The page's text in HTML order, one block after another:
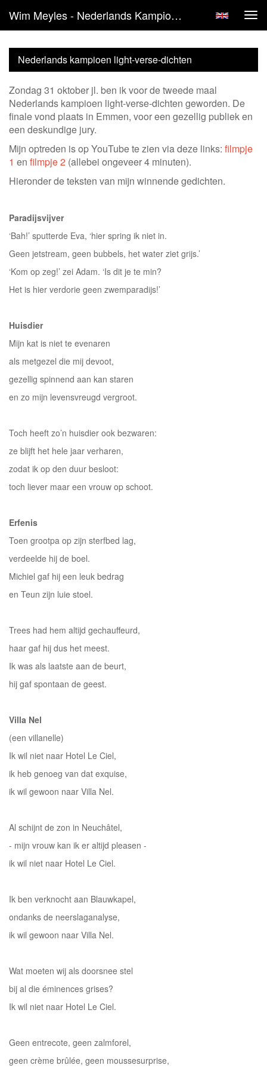
Wim Meyles - Nederlands Kampioen Light-Verse-Dichten
Nederlands kampioen light-verse-dichten
Zondag 31 oktober jl. ben ik voor de tweede maal
Nederlands kampioen light-verse-dichten geworden. De
finale vond plaats in Emmen, voor een gezellig publiek en
een deskundige jury.
Mijn optreden is op YouTube te zien via deze links: filmpje
1 en filmpje 2 (allebei ongeveer 4 minuten).
Hieronder de teksten van mijn winnende gedichten.
Paradijsvijver
‘Bah!’ sputterde Eva, ‘hier spring ik niet in.
Geen jetstream, geen bubbels, het water ziet grijs.’
‘Kom op zeg!’ zei Adam. ‘Is dit je te min?
Het is hier verdorie geen zwemparadijs!’
Huisdier
Mijn kat is niet te evenaren
als metgezel die mij devoot,
gezellig spinnend aan kan staren
en zo mijn levensvreugd vergroot.
Toch heeft zo’n huisdier ook bezwaren:
ze blijft het hele jaar verharen,
zodat ik op den duur besloot:
toch liever maar een vrouw op schoot.
Erfenis
Toen grootpa op zijn sterfbed lag,
verdeelde hij de boel.
Michiel gaf hij een leuk bedrag
en Teun zijn luie stoel.
Trees had hem altijd gechauffeurd,
haar gaf hij dus het meest.
Ik was als laatste aan de beurt,
hij gaf spontaan de geest.
Villa Nel
(een villanelle)
Ik wil niet naar Hotel Le Ciel,
ik heb genoeg van dat exquise,
ik wil gewoon naar Villa Nel.
Al schijnt de zon in Neuchâtel,
- mijn vrouw kan ik er altijd pleasen -
ik wil niet naar Hotel Le Ciel.
Ik ben verknocht aan Blauwkapel,
ondanks de neerslaganalyse,
ik wil gewoon naar Villa Nel.
Wat moeten wij als doorsnee stel
bij al die éminences grises?
Ik wil niet naar Hotel Le Ciel.
Geen entrecote, geen zalmforel,
geen crème brûlée, geen moussesurprise,